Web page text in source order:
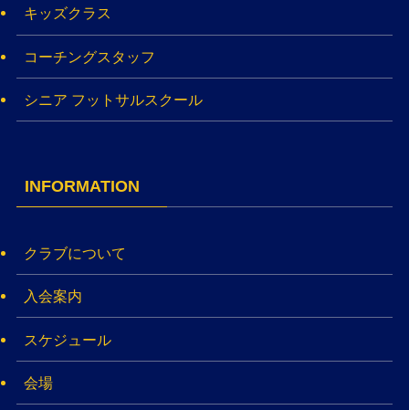
キッズクラス
コーチングスタッフ
シニア フットサルスクール
INFORMATION
クラブについて
入会案内
スケジュール
会場